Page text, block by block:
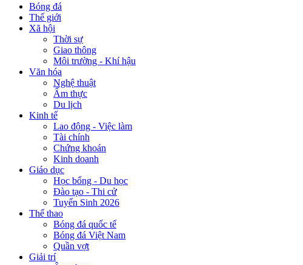
Bóng đá
Thế giới
Xã hội
Thời sự
Giao thông
Môi trường - Khí hậu
Văn hóa
Nghệ thuật
Ẩm thực
Du lịch
Kinh tế
Lao động - Việc làm
Tài chính
Chứng khoán
Kinh doanh
Giáo dục
Học bổng - Du học
Đào tạo - Thi cử
Tuyển Sinh 2026
Thể thao
Bóng đá quốc tế
Bóng đá Việt Nam
Quần vợt
Giải trí